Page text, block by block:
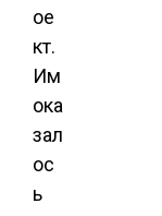
ое
кт.
Им
ока
зал
ос
ь